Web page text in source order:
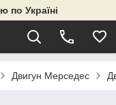
по Україні
Двигун Мерседес